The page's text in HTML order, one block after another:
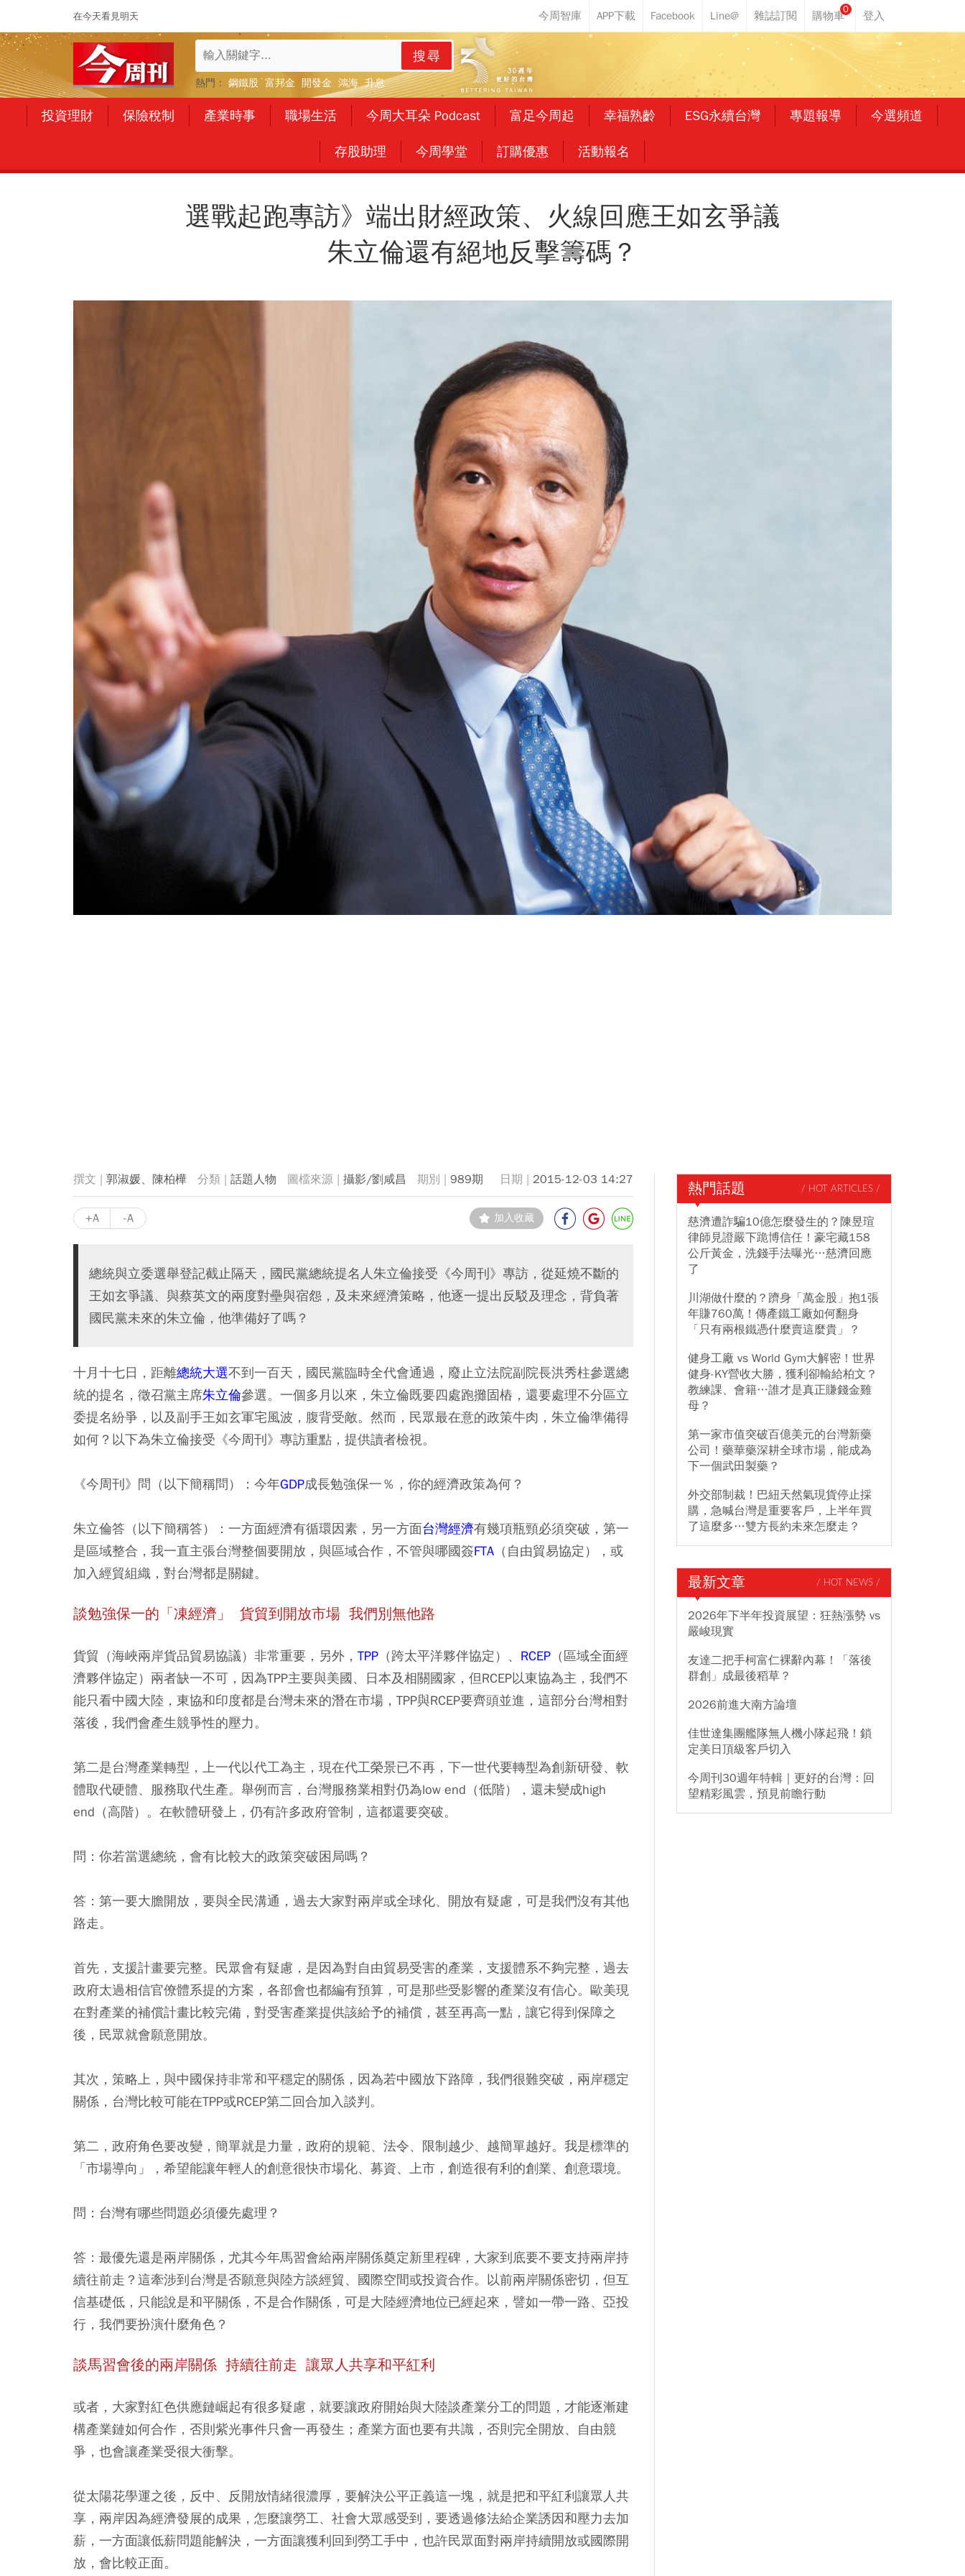
在今天看見明天
0
搜尋
熱門： 鋼鐵股 富邦金 開發金 鴻海 升息
投資理財 保險稅制 產業時事 職場生活 今周大耳朵 Podcast 富足今周起 幸福熟齡 ESG永續台灣 專題報導 今選頻道
存股助理 今周學堂 訂購優惠 活動報名
選戰起跑專訪》端出財經政策、火線回應王如玄爭議
朱立倫還有絕地反擊籌碼？
郭淑媛、陳柏樺 話題人物 攝影/劉咸昌 989期 2015-12-03 14:27
+A -A 加入收藏
總統與立委選舉登記截止隔天，國民黨總統提名人朱立倫接受《今周刊》專訪，從延燒不斷的
王如玄爭議、與蔡英文的兩度對壘與宿怨，及未來經濟策略，他逐一提出反駁及理念，背負著
國民黨未來的朱立倫，他準備好了嗎？
十月十七日 ，距離總統大選不到一百天，國民黨臨時全代會通過，廢止立法院副院長洪秀柱參選總
統的提名，徵召黨主席朱立倫參選。一個多月以來，朱立倫既要四處跑攤固樁，還要處理不分區立
委提名紛爭，以及副手王如玄軍宅風波，腹背受敵。然而，民眾最在意的政策牛肉，朱立倫準備得
如何？以下為朱立倫接受《今周刊》專訪重點，提供讀者檢視。
《今周刊》問（以下簡稱問）：今年GDP成長勉強保一％，你的經濟政策為何？
朱立倫答（以下簡稱答） ：一方面經濟有循環因素，另一方面台灣經濟有幾項瓶頸必須突破，第一
是區域整合，我一直主張台灣整個要開放，與區域合作，不管與哪國簽FTA （自由貿易協定），或
加入經貿組織，對台灣都是關鍵。
談勉強保一的「凍經濟」 貨貿到開放市場 我們別無他路
貨貿（海峽兩岸貨品貿易協議）非常重要，另外， TPP （跨太平洋夥伴協定）、 RCEP （區域全面經
濟夥伴協定）兩者缺一不可，因為TPP主要與美國、日本及相關國家，但RCEP以東協為主，我們不
能只看中國大陸，東協和印度都是台灣未來的潛在市場，TPP與RCEP要齊頭並進，這部分台灣相對
落後，我們會產生競爭性的壓力。
第二是台灣產業轉型，上一代以代工為主，現在代工榮景已不再，下一世代要轉型為創新研發、軟
體取代硬體、服務取代生產。舉例而言，台灣服務業相對仍為low end（低階），還未變成high
end（高階）。在軟體研發上，仍有許多政府管制，這都還要突破。
問：你若當選總統，會有比較大的政策突破困局嗎？
答：第一要大膽開放，要與全民溝通，過去大家對兩岸或全球化、開放有疑慮，可是我們沒有其他
路走。
首先，支援計畫要完整。民眾會有疑慮，是因為對自由貿易受害的產業，支援體系不夠完整，過去
政府太過相信官僚體系提的方案，各部會也都編有預算，可是那些受影響的產業沒有信心。歐美現
在對產業的補償計畫比較完備，對受害產業提供該給予的補償，甚至再高一點，讓它得到保障之
後，民眾就會願意開放。
其次，策略上，與中國保持非常和平穩定的關係，因為若中國放下路障，我們很難突破，兩岸穩定
關係，台灣比較可能在TPP或RCEP第二回合加入談判。
第二，政府角色要改變，簡單就是力量，政府的規範、法令、限制越少、越簡單越好。我是標準的
「市場導向」，希望能讓年輕人的創意很快市場化、募資、上市，創造很有利的創業、創意環境。
問：台灣有哪些問題必須優先處理？
答：最優先還是兩岸關係，尤其今年馬習會給兩岸關係奠定新里程碑，大家到底要不要支持兩岸持
續往前走？這牽涉到台灣是否願意與陸方談經貿、國際空間或投資合作。以前兩岸關係密切，但互
信基礎低，只能說是和平關係，不是合作關係，可是大陸經濟地位已經起來，譬如一帶一路、亞投
行，我們要扮演什麼角色？
談馬習會後的兩岸關係 持續往前走 讓眾人共享和平紅利
或者，大家對紅色供應鏈崛起有很多疑慮，就要讓政府開始與大陸談產業分工的問題，才能逐漸建
構產業鏈如何合作，否則紫光事件只會一再發生；產業方面也要有共識，否則完全開放、自由競
爭，也會讓產業受很大衝擊。
從太陽花學運之後，反中、反開放情緒很濃厚，要解決公平正義這一塊，就是把和平紅利讓眾人共
享，兩岸因為經濟發展的成果，怎麼讓勞工、社會大眾感受到，要透過修法給企業誘因和壓力去加
薪，一方面讓低薪問題能解決，一方面讓獲利回到勞工手中，也許民眾面對兩岸持續開放或國際開
放，會比較正面。
熱門話題 / HOT ARTICLES /
慈濟遭詐騙10億怎麼發生的？陳昱瑄
律師見證嚴下跪博信任！豪宅藏158
公斤黃金，洗錢手法曝光…慈濟回應
了
川湖做什麼的？躋身「萬金股」抱1張
年賺760萬！傳產鐵工廠如何翻身
「只有兩根鐵憑什麼賣這麼貴」？
健身工廠 vs World Gym大解密！世界
健身-KY營收大勝，獲利卻輸給柏文？
教練課、會籍…誰才是真正賺錢金雞
母？
第一家市值突破百億美元的台灣新藥
公司！藥華藥深耕全球市場，能成為
下一個武田製藥？
外交部制裁！巴紐天然氣現貨停止採
購，急喊台灣是重要客戶，上半年買
了這麼多…雙方長約未來怎麼走？
最新文章 / HOT NEWS /
2026年下半年投資展望：狂熱漲勢 vs
嚴峻現實
友達二把手柯富仁裸辭內幕！「落後
群創」成最後稻草？
2026前進大南方論壇
佳世達集團艦隊無人機小隊起飛！鎖
定美日頂級客戶切入
今周刊30週年特輯｜更好的台灣：回
望精彩風雲，預見前瞻行動